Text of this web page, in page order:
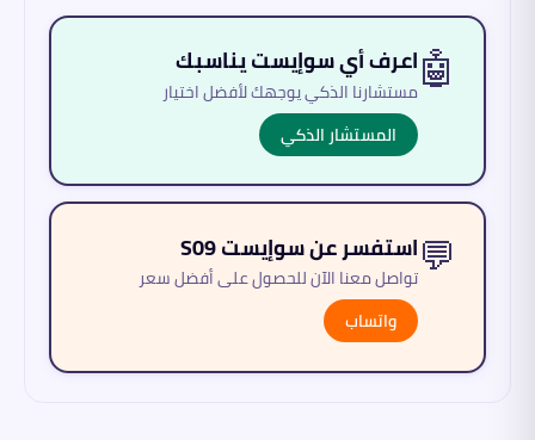
🤖اعرف أي سوإيست يناسبك
مستشارنا الذكي يوجهك لأفضل اختيار
المستشار الذكي
💬استفسر عن سوإيست S09
تواصل معنا الآن للحصول على أفضل سعر
واتساب